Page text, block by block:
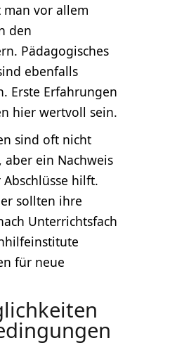
vor allem
den
Pädagogisches
ebenfalls
Erste Erfahrungen
hier wertvoll sein.
sind oft nicht
ein Nachweis
hilft.
sollten ihre
Unterrichtsfach
für neue